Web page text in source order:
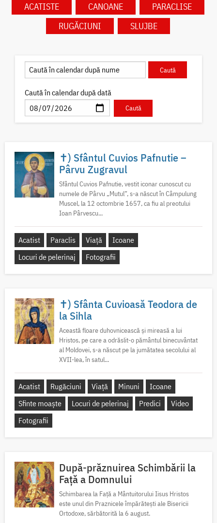
ACATISTE CANOANE
PARACLISE
RUGĂCIUNI
SLUJBE
Caută în calendar după dată
✝) Sfântul Cuvios Pafnutie –
Pârvu Zugravul
Sfântul Cuvios Pafnutie, vestit iconar cunoscut cu
numele de Pârvu „Mutul”, s-a născut în Câmpulung
Muscel, la 12 octombrie 1657, ca fiu al preotului
Ioan Pârvescu...
Acatist Paraclis Viață
Icoane
Locuri de pelerinaj
Fotografii
✝) Sfânta Cuvioasă Teodora de
la Sihla
Această floare duhovnicească și mireasă a lui
Hristos, pe care a odrăslit-o pământul binecuvântat
al Moldovei, s-a născut pe la jumătatea secolului al
XVII-lea, în satul...
Acatist Rugăciuni Viață Minuni
Icoane
Sfinte moaște
Locuri de pelerinaj Predici
Video
Fotografii
După-prăznuirea Schimbării la
Față a Domnului
Schimbarea la Față a Mântuitorului Iisus Hristos
este unul din Praznicele împărătești ale Bisericii
Ortodoxe, sărbătorită la 6 august.